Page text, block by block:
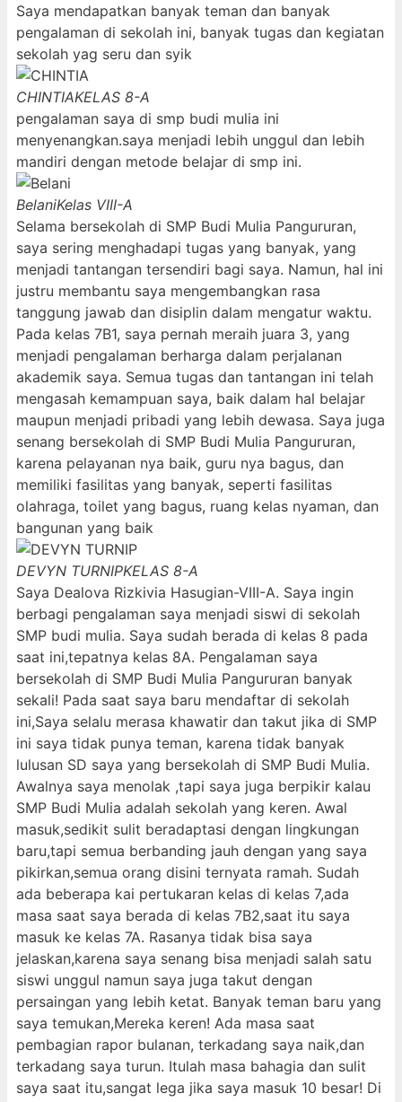
Saya mendapatkan banyak teman dan banyak
pengalaman di sekolah ini, banyak tugas dan kegiatan
sekolah yag seru dan syik
CHINTIAKELAS 8-A
pengalaman saya di smp budi mulia ini
menyenangkan.saya menjadi lebih unggul dan lebih
mandiri dengan metode belajar di smp ini.
BelaniKelas VIII-A
Selama bersekolah di SMP Budi Mulia Pangururan,
saya sering menghadapi tugas yang banyak, yang
menjadi tantangan tersendiri bagi saya. Namun, hal ini
justru membantu saya mengembangkan rasa
tanggung jawab dan disiplin dalam mengatur waktu.
Pada kelas 7B1, saya pernah meraih juara 3, yang
menjadi pengalaman berharga dalam perjalanan
akademik saya. Semua tugas dan tantangan ini telah
mengasah kemampuan saya, baik dalam hal belajar
maupun menjadi pribadi yang lebih dewasa. Saya juga
senang bersekolah di SMP Budi Mulia Pangururan,
karena pelayanan nya baik, guru nya bagus, dan
memiliki fasilitas yang banyak, seperti fasilitas
olahraga, toilet yang bagus, ruang kelas nyaman, dan
bangunan yang baik
DEVYN TURNIPKELAS 8-A
Saya Dealova Rizkivia Hasugian-VIII-A. Saya ingin
berbagi pengalaman saya menjadi siswi di sekolah
SMP budi mulia. Saya sudah berada di kelas 8 pada
saat ini,tepatnya kelas 8A. Pengalaman saya
bersekolah di SMP Budi Mulia Pangururan banyak
sekali! Pada saat saya baru mendaftar di sekolah
ini,Saya selalu merasa khawatir dan takut jika di SMP
ini saya tidak punya teman, karena tidak banyak
lulusan SD saya yang bersekolah di SMP Budi Mulia.
Awalnya saya menolak ,tapi saya juga berpikir kalau
SMP Budi Mulia adalah sekolah yang keren. Awal
masuk,sedikit sulit beradaptasi dengan lingkungan
baru,tapi semua berbanding jauh dengan yang saya
pikirkan,semua orang disini ternyata ramah. Sudah
ada beberapa kai pertukaran kelas di kelas 7,ada
masa saat saya berada di kelas 7B2,saat itu saya
masuk ke kelas 7A. Rasanya tidak bisa saya
jelaskan,karena saya senang bisa menjadi salah satu
siswi unggul namun saya juga takut dengan
persaingan yang lebih ketat. Banyak teman baru yang
saya temukan,Mereka keren! Ada masa saat
pembagian rapor bulanan, terkadang saya naik,dan
terkadang saya turun. Itulah masa bahagia dan sulit
saya saat itu,sangat lega jika saya masuk 10 besar! Di